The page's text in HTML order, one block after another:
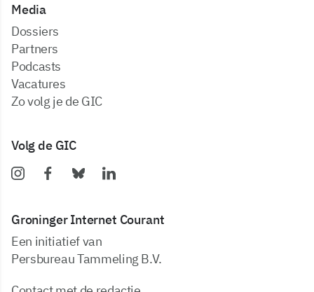
Media
dossiers
partners
podcasts
vacatures
zo volg je de GIC
Volg de GIC
Groninger Internet Courant
Een initiatief van
Persbureau Tammeling B.V.